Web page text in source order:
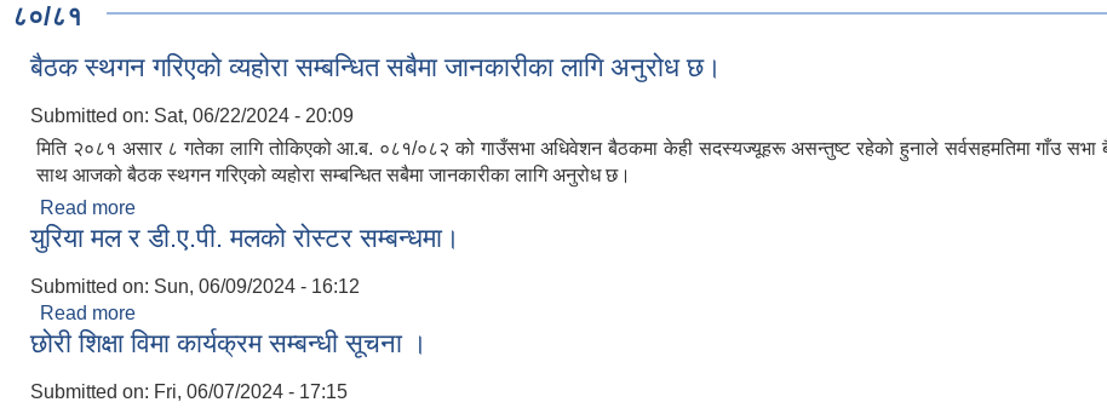
८०/८१
बैठक स्थगन गरिएको व्यहोरा सम्बन्धित सबैमा जानकारीका लागि अनुरोध छ।
Submitted on: Sat, 06/22/2024 - 20:09
मिति २०८१ असार ८ गतेका लागि तोकिएको आ.ब. ०८१/०८२ को गाउँसभा अधिवेशन बैठकमा केही सदस्यज्यूहरू असन्तुष्ट रहेको हुनाले सर्वसहमतिमा गाँउ सभा
साथ आजको बैठक स्थगन गरिएको व्यहोरा सम्बन्धित सबैमा जानकारीका लागि अनुरोध छ।
Read more
युरिया मल र डी.ए.पी. मलको रोस्टर सम्बन्धमा।
Submitted on: Sun, 06/09/2024 - 16:12
Read more
छोरी शिक्षा विमा कार्यक्रम सम्बन्धी सूचना ।
Submitted on: Fri, 06/07/2024 - 17:15